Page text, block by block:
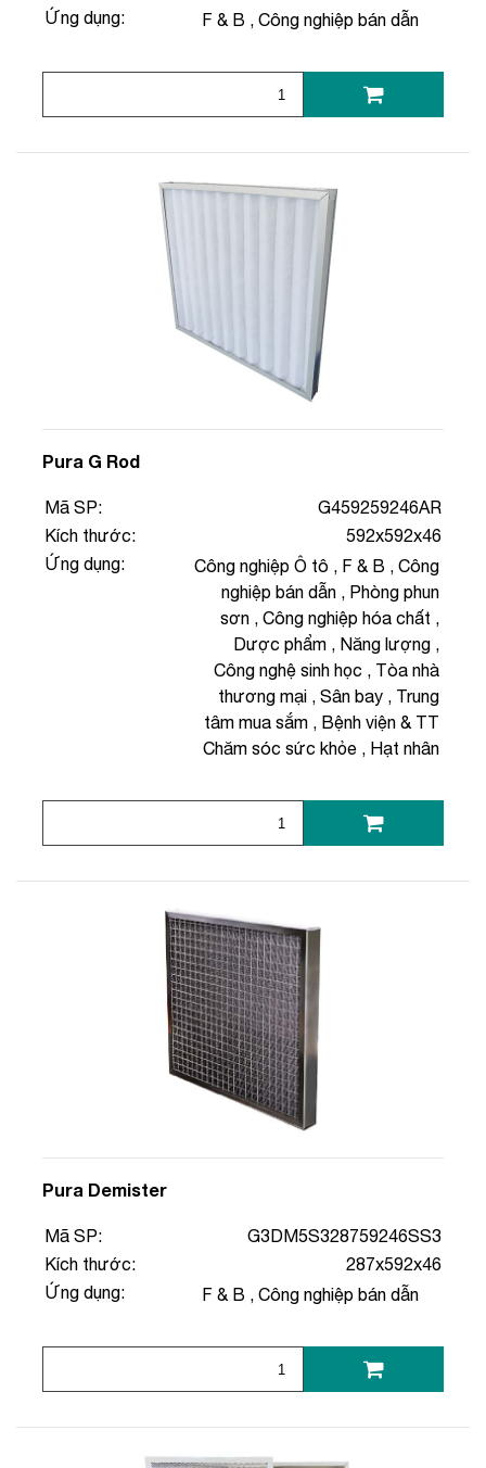
Ứng dụng:
F & B , Công nghiệp bán dẫn
Pura G Rod
Mã SP:
G459259246AR
Kích thước:
592x592x46
Ứng dụng:
Công nghiệp Ô tô , F & B , Công
nghiệp bán dẫn , Phòng phun
sơn , Công nghiệp hóa chất ,
Dược phẩm , Năng lượng ,
Công nghệ sinh học , Tòa nhà
thương mại , Sân bay , Trung
tâm mua sắm , Bệnh viện & TT
Chăm sóc sức khỏe , Hạt nhân
Pura Demister
Mã SP:
G3DM5S328759246SS3
Kích thước:
287x592x46
Ứng dụng:
F & B , Công nghiệp bán dẫn